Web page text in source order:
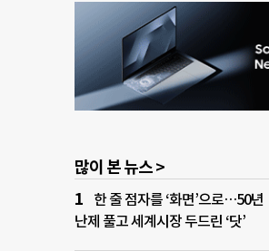
많이 본 뉴스 >
한 줄 점자를 ‘화면’으로…50년
난제 풀고 세계시장 두드린 ‘닷’